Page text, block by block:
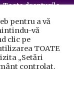
Toate drepturile
pentru a vă
vă
clic pe
TOATE
„Setări
controlat.